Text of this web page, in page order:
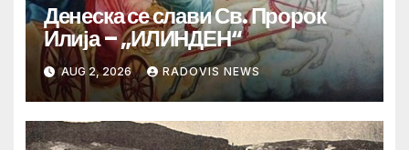
Денеска се слави Св. Пророк
Илија – „ИЛИНДЕН“
AUG 2, 2026 RADOVIS NEWS